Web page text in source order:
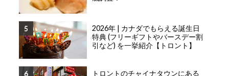
2026年 | カナダでもらえる誕生日
特典 (フリーギフトやバースデー割
引など) を一挙紹介【トロント】
トロントのチャイナタウンにある